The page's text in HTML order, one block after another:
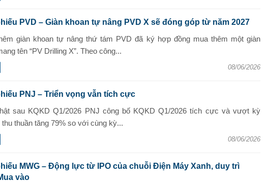
PVD – Giàn khoan tự nâng PVD X sẽ đóng góp từ năm 2027
giàn khoan tự nâng thứ tám PVD đã ký hợp đồng mua thêm một giàn
tên “PV Drilling X”. Theo công...
08/06/2026
PNJ – Triển vọng vẫn tích cực
sau KQKD Q1/2026 PNJ công bố KQKD Q1/2026 tích cực và vượt kỳ
thuần tăng 79% so với cùng kỳ...
08/06/2026
MWG – Động lực từ IPO của chuỗi Điện Máy Xanh, duy trì
vào